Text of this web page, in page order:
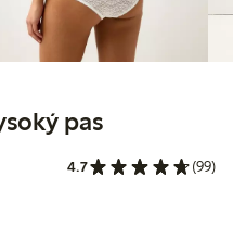
pas
Kč
299,00 Kč
4.7 (99)